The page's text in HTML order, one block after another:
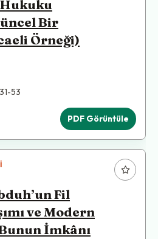
Bir
Örneği)
53
PDF Görüntüle
Fil
ve Modern
Bunun İmkânı